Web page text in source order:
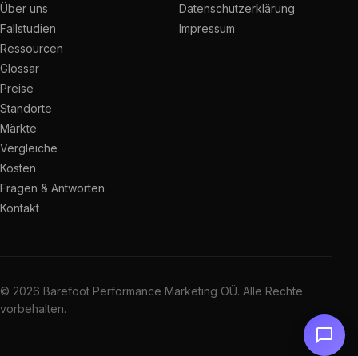
Über uns
Fallstudien
Ressourcen
Glossar
Preise
Standorte
Märkte
Vergleiche
Kosten
Fragen & Antworten
Kontakt
Datenschutzerklärung
Impressum
© 2026 Barefoot Performance Marketing OÜ. Alle Rechte
vorbehalten.